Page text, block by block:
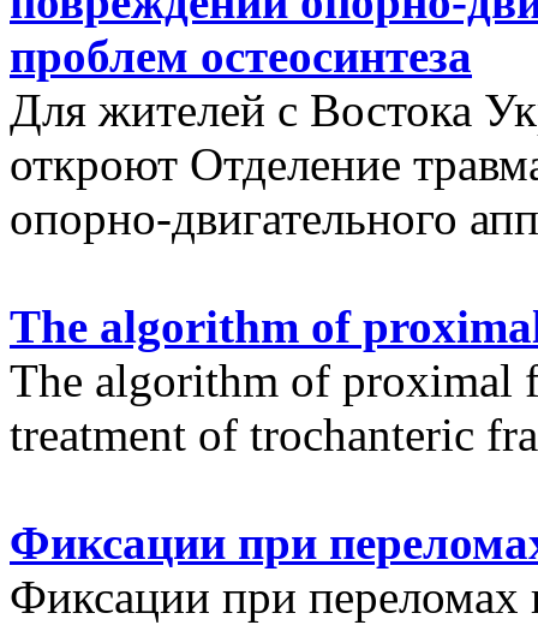
проблем остеосинтеза
Для жителей с Востока
откроют Отделение
опорно-двигательного
The algorithm of
The algorithm of proximal
treatment of trochanteric
Фиксации при
Фиксации при переломах